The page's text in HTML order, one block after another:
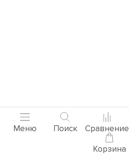
Меню Поиск Сравнение
Корзина